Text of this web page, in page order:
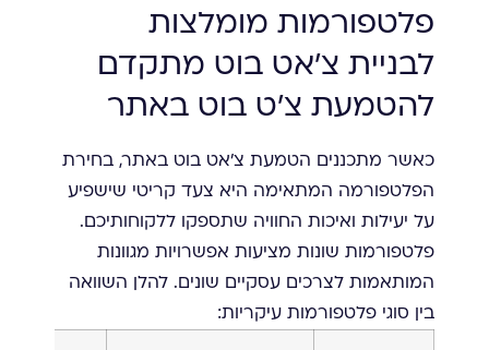
פלטפורמות מומלצות
לבניית צ'אט בוט מתקדם
להטמעת צ'ט בוט באתר
כאשר מתכננים הטמעת צ'אט בוט באתר, בחירת
הפלטפורמה המתאימה היא צעד קריטי שישפיע
על יעילות ואיכות החוויה שתספקו ללקוחותיכם.
פלטפורמות שונות מציעות אפשרויות מגוונות
המותאמות לצרכים עסקיים שונים. להלן השוואה
בין סוגי פלטפורמות עיקריות: